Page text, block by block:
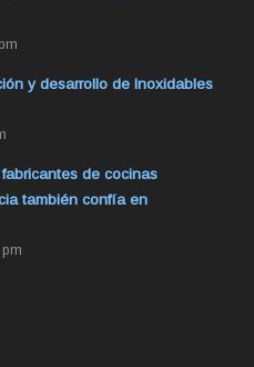
y desarrollo de Inoxidables
de cocinas
también confía en